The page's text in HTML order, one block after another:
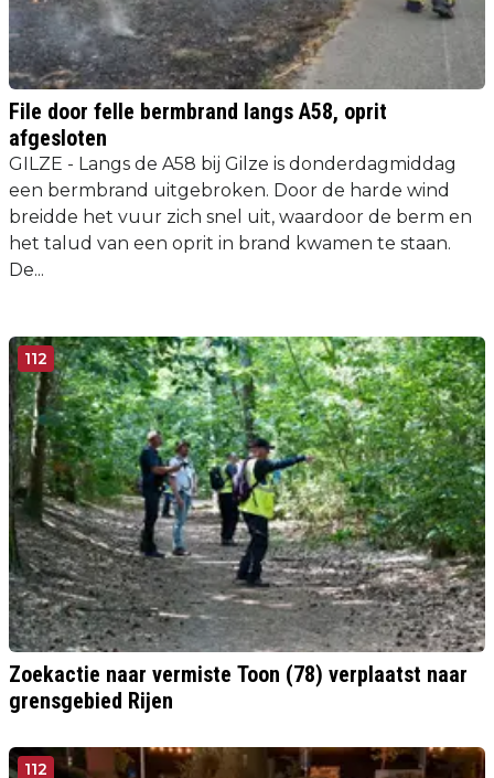
File door felle bermbrand langs A58, oprit
afgesloten
GILZE - Langs de A58 bij Gilze is donderdagmiddag
een bermbrand uitgebroken. Door de harde wind
breidde het vuur zich snel uit, waardoor de berm en
het talud van een oprit in brand kwamen te staan.
De...
112
Zoekactie naar vermiste Toon (78) verplaatst naar
grensgebied Rijen
112